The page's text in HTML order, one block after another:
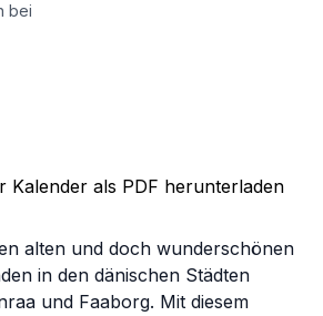
bei
Kalender als PDF herunterladen
alten und doch wunderschönen
in den dänischen Städten
und Faaborg. Mit diesem